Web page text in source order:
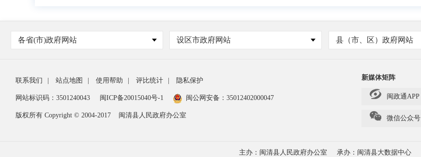
各省(市)政府网站 设区市政府网站 县（市、区）政府网站
联系我们 站点地图 使用帮助 评比统计 隐私保护
网站标识码：3501240043 闽ICP备20015040号-1 闽公网安备： 35012402000047
版权所有 Copyright © 2004-2017 闽清县人民政府办公室
新媒体矩阵
闽政通APP
微信公众号
主办：闽清县人民政府办公室 承办：闽清县大数据中心